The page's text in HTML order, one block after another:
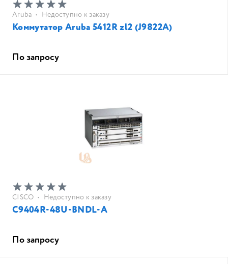
Aruba • Недоступно к заказу
Коммутатор Aruba 5412R zl2 (J9822A)
По запросу
CISCO • Недоступно к заказу
C9404R-48U-BNDL-A
По запросу